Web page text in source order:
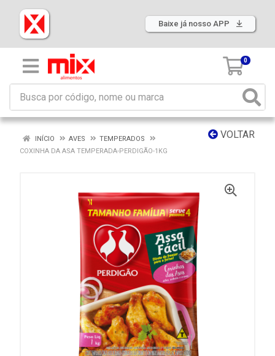
Baixe já nosso APP
0
VOLTAR
INÍCIO AVES
TEMPERADOS
COXINHA DA ASA TEMPERADA-PERDIGÃO-1KG